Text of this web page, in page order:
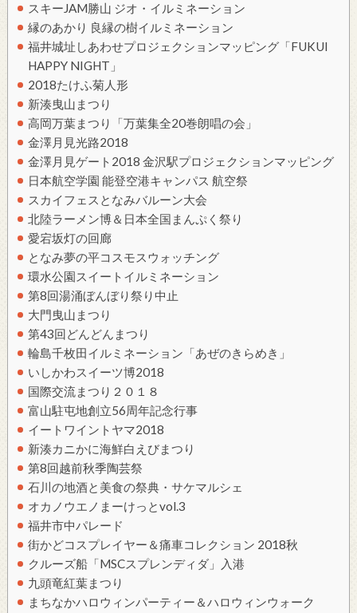
スキーJAM勝山 ジオ・イルミネーション
縁のあかり 良縁の樹イルミネーション
福井城址しあわせプロジェクションマッピング「FUKUI
HAPPY NIGHT」
2018たけふ菊人形
新湊曳山まつり
高岡万葉まつり「万葉集全20巻朗唱の会」
金澤月見光路2018
金澤月見ゲート2018 金沢駅プロジェクションマッピング
日本航空学園 能登空港キャンパス 航空祭
スカイフェスとなみバルーン大会
北陸ラーメン博＆日本全国まんぷく祭り
愛宕坂灯の回廊
となみ夢の平コスモスウォッチング
環水公園スイートイルミネーション
第8回湯涌ぼんぼり祭り中止
大門曳山まつり
第43回どんどんまつり
輪島千枚田イルミネーション「あぜのきらめき」
いしかわスイーツ博2018
国際交流まつり２０１８
富山駐屯地創立56周年記念行事
イートワイントヤマ2018
新湊カニかに海鮮白えびまつり
第8回越前秋季陶芸祭
石川の地酒と美食の祭典・サケマルシェ
オカノウエノまーけっとvol.3
福井市中パレード
街かどコスプレイヤー＆痛車コレクション 2018秋
クルーズ船「MSCスプレンディダ」入港
九頭竜紅葉まつり
まちなかハロウィンパーティー＆ハロウィンウォーク